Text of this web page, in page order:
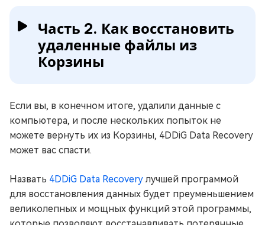
Часть 2. Как восстановить
удаленные файлы из
Корзины
Если вы, в конечном итоге, удалили данные с
компьютера, и после нескольких попыток не
можете вернуть их из Корзины, 4DDiG Data Recovery
может вас спасти.
Назвать 4DDiG Data Recovery лучшей программой
для восстановления данных будет преуменьшением
великолепных и мощных функций этой программы,